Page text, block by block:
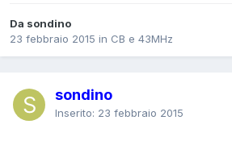
Da sondino
23 febbraio 2015 in CB e 43MHz
sondino
Inserito: 23 febbraio 2015